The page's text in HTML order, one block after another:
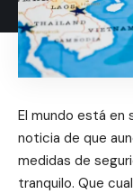
El mundo está en
noticia de que
medidas de
tranquilo. Que